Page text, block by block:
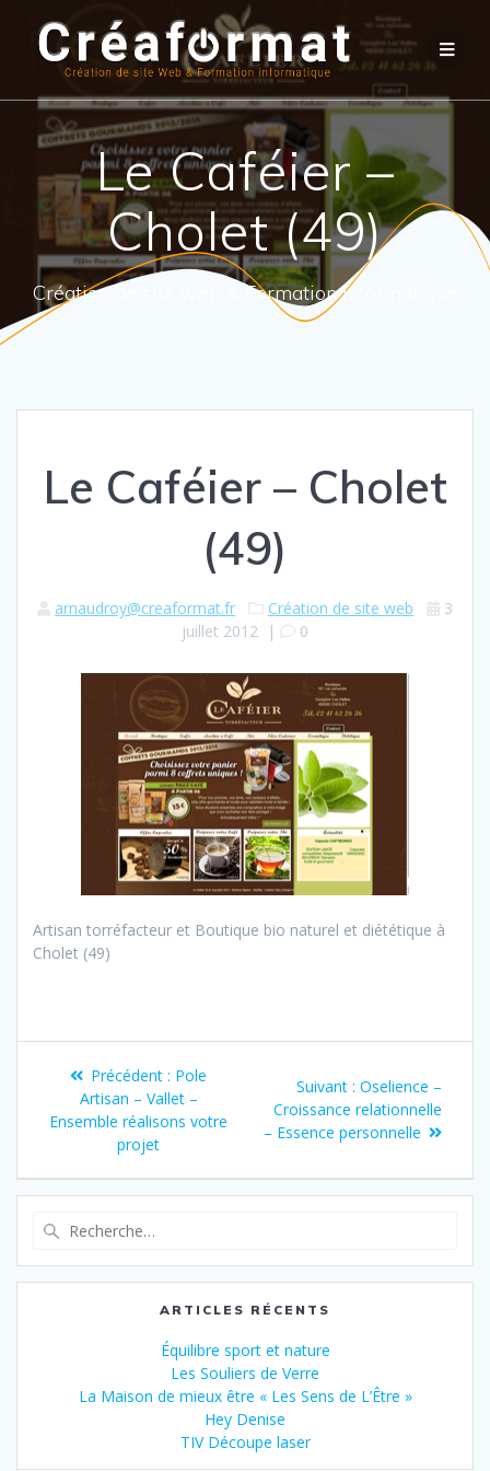
Le Caféier –
Cholet (49)
Création de site web & Formation informatique
Le Caféier – Cholet
(49)
arnaudroy@creaformat.fr Création de site web
3
juillet 2012 | 0
Artisan torréfacteur et Boutique bio naturel et diététique à
Cholet (49)
Précédent : Pole
Artisan – Vallet –
Ensemble réalisons votre
projet
Suivant : Oselience –
Croissance relationnelle
– Essence personnelle
ARTICLES RÉCENTS
Équilibre sport et nature
Les Souliers de Verre
La Maison de mieux être « Les Sens de L’Être »
Hey Denise
TIV Découpe laser